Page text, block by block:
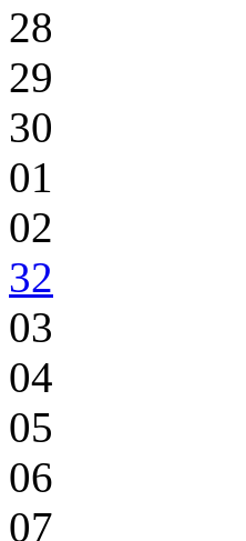
28
29
30
01
02
32
03
04
05
06
07